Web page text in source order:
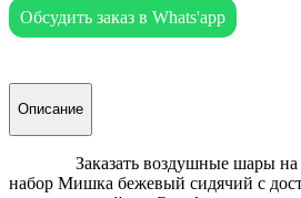
Обсудить заказ в Whats'app
Описание
Заказать воздушные шары
набор Мишка бежевый сидячий с